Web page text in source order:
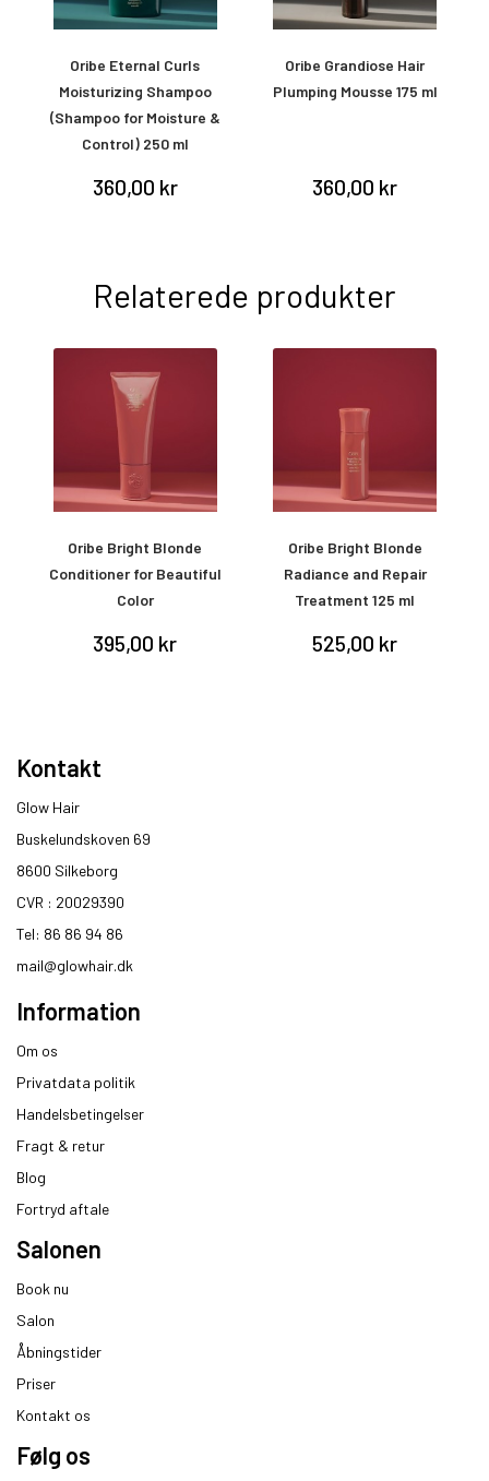
Oribe Eternal Curls
Moisturizing Shampoo
(Shampoo for Moisture &
Control) 250 ml
360,00 kr
Oribe Grandiose Hair
Plumping Mousse 175 ml
360,00 kr
Relaterede produkter
Oribe Bright Blonde
Conditioner for Beautiful
Color
395,00 kr
Oribe Bright Blonde
Radiance and Repair
Treatment 125 ml
525,00 kr
Kontakt
Glow Hair
Buskelundskoven 69
8600 Silkeborg​
CVR : 20029390​
Tel: 86 86 94 86
mail@glowhair.dk
Information
Om os
Privatdata politik
Handelsbetingelser
Fragt & retur
Blog
Fortryd aftale
Salonen
Book nu
Salon
Åbningstider
Priser
Kontakt os
Følg os